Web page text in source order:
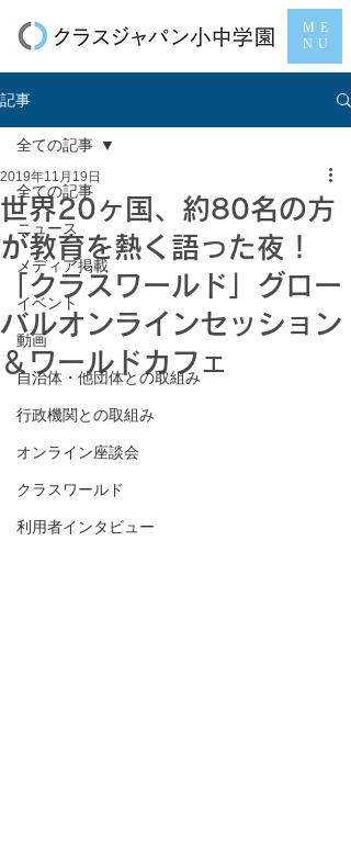
ME
NU
記事
全ての記事
ニュース
メディア掲載
イベント
動画
自治体・他団体との取組み
行政機関との取組み
オンライン座談会
クラスワールド
利用者インタビュー
全ての記事
世界20ヶ国、約80名の方
が教育を熱く語った夜！
「クラスワールド」グロー
バルオンラインセッション
＆ワールドカフェ
2019年11月19日